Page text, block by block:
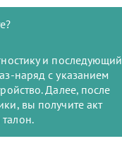
и последующий
наряд с указанием
Далее, после
вы получите акт